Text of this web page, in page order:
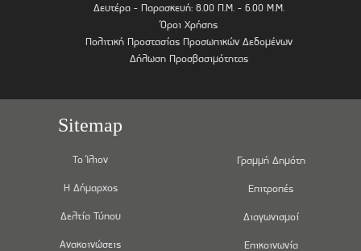
Δευτέρα - Παρασκευή: 8.00 Π.Μ. - 6.00 Μ.Μ.
Όροι Χρήσης
Πολιτική Προστασίας Προσωπικών Δεδομένων
Δήλωση Προσβασιμότητας
Sitemap
Το Ίλιον
Η Δήμαρχος
Δελτία Τύπου
Ανακοινώσεις
Γραμμή Δημότη
Επιτροπές
Διαγωνισμοί
Επικοινωνία